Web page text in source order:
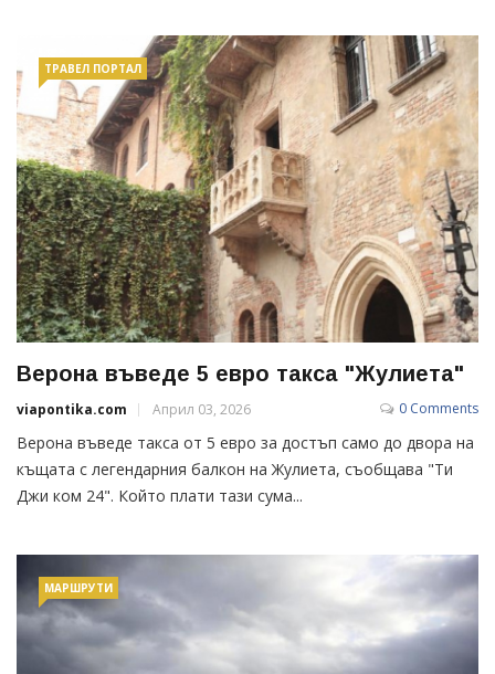
ТРАВЕЛ ПОРТАЛ
Верона въведе 5 евро такса "Жулиета"
viapontika.com Април 03, 2026 0 Comments
Верона въведе такса от 5 евро за достъп само до двора на
къщата с легендарния балкон на Жулиета, съобщава "Ти
Джи ком 24". Който плати тази сума...
МАРШРУТИ